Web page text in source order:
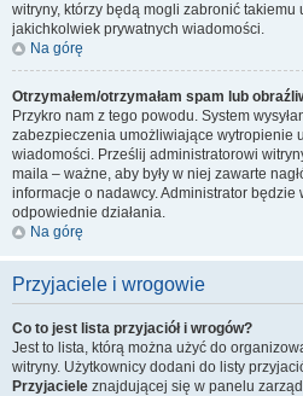
witryny, którzy będą mogli zabronić takiemu
jakichkolwiek prywatnych wiadomości.
Na górę
Otrzymałem/otrzymałam spam lub
Przykro nam z tego powodu. System
zabezpieczenia umożliwiające wytropienie
wiadomości. Prześlij administratorowi
maila – ważne, aby były w niej zawarte
informacje o nadawcy. Administrator będzie
odpowiednie działania.
Na górę
Przyjaciele i wrogowie
Co to jest lista przyjaciół i wrogów?
Jest to lista, którą można użyć do
witryny. Użytkownicy dodani do listy
Przyjaciele znajdującej się w panelu